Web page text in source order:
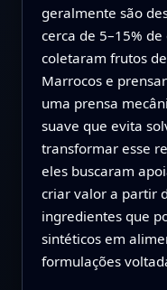
geralmente são
cerca de 5–15%
coletaram frutos
Marrocos e
uma prensa
suave que evita
transformar esse
eles buscaram
criar valor a partir
ingredientes que
sintéticos em
formulações